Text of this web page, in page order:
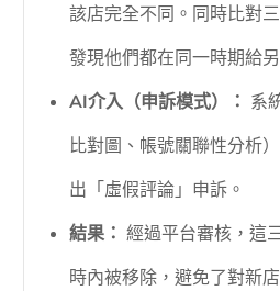
該店完全不同。同時比對
發現他們都在同一時期給
AI介入（申訴模式）： 系
比對圖、帳號關聯性分析
出「虛假評論」申訴。
結果： 經過平台審核，這
時內被移除，避免了對新